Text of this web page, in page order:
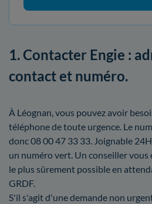
1. Contacter Engie :
contact et numéro.
À Léognan, vous pouvez avoir
téléphone de toute urgence. Le
donc 08 00 47 33 33. Joignable
un numéro vert. Un conseiller
le plus sûrement possible en
GRDF.
S'il s'agit d'une demande non